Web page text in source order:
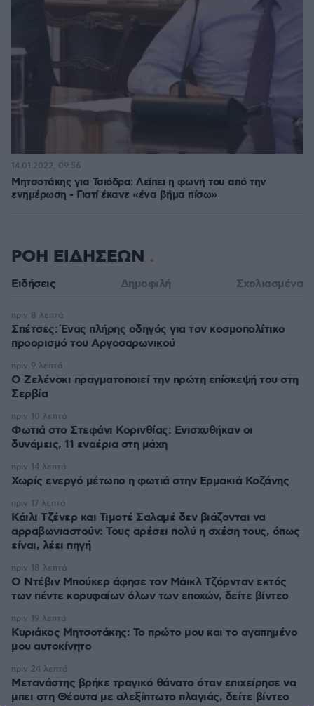
Μητσοτάκης για Τσιόδρα: Λείπει η φωνή του από την
ενημέρωση - Γιατί έκανε «ένα βήμα πίσω»
14.01.2022, 09:56
ΡΟΗ ΕΙΔΗΣΕΩΝ
Ειδήσεις Δημοφιλή Σχολιασμένα
Σπέτσες: Ένας πλήρης οδηγός για τον κοσμοπολίτικο
προορισμό του Αργοσαρωνικού
πριν 8 λεπτά
Ο Ζελένσκι πραγματοποιεί την πρώτη επίσκεψή του στη
Σερβία
πριν 9 λεπτά
Φωτιά στο Στεφάνι Κορινθίας: Ενισχυθήκαν οι
δυνάμεις, 11 εναέρια στη μάχη
πριν 10 λεπτά
Χωρίς ενεργό μέτωπο η φωτιά στην Ερμακιά Κοζάνης
πριν 14 λεπτά
Κάιλι Τζένερ και Τιμοτέ Σαλαμέ δεν βιάζονται να
αρραβωνιαστούν: Τους αρέσει πολύ η σχέση τους, όπως
είναι, λέει πηγή
πριν 17 λεπτά
Ο Ντέβιν Μπούκερ άφησε τον Μάικλ Τζόρνταν εκτός
των πέντε κορυφαίων όλων των εποχών, δείτε βίντεο
πριν 18 λεπτά
Κυριάκος Μητσοτάκης: Το πρώτο μου και το αγαπημένο
μου αυτοκίνητο
πριν 19 λεπτά
Μετανάστης βρήκε τραγικό θάνατο όταν επιχείρησε να
μπει στη Θέουτα με αλεξίπτωτο πλαγιάς, δείτε βίντεο
πριν 24 λεπτά